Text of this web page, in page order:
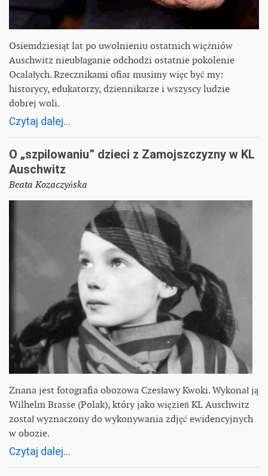
Osiemdziesiąt lat po uwolnieniu ostatnich więźniów
Auschwitz nieubłaganie odchodzi ostatnie pokolenie
Ocalałych. Rzecznikami ofiar musimy więc być my:
historycy, edukatorzy, dziennikarze i wszyscy ludzie
dobrej woli.
Czytaj dalej...
O „szpilowaniu” dzieci z Zamojszczyzny w KL
Auschwitz
Beata Kozaczyńska
Znana jest fotografia obozowa Czesławy Kwoki. Wykonał ją
Wilhelm Brasse (Polak), który jako więzień KL Auschwitz
został wyznaczony do wykonywania zdjęć ewidencyjnych
w obozie.
Czytaj dalej...